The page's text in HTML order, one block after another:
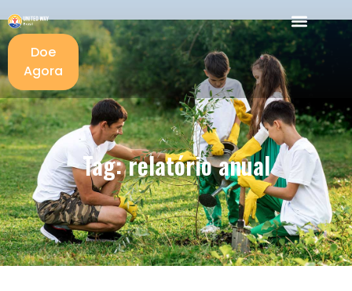
Doe
Agora
Tag: relatório anual